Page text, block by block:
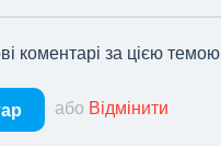
коментарі за цією темою
або Відмінити